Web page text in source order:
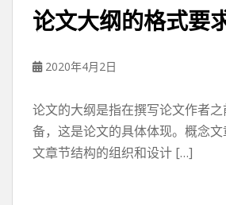
论文大纲的格式要
2020年4月2日
论文的大纲是指在撰写论文作者
备，这是论文的具体体现。概念
文章节结构的组织和设计 […]